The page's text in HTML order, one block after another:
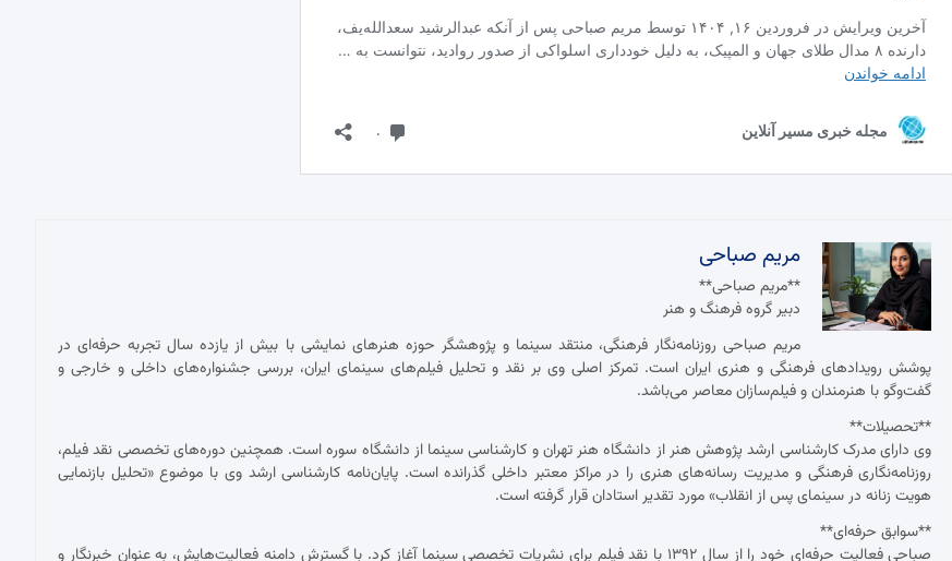
مریم صباحی
**مریم صباحی**
دبیر گروه فرهنگ و هنر
مریم صباحی روزنامه‌نگار فرهنگی، منتقد سینما و پژوهشگر حوزه هنرهای نمایشی با بیش از یازده سال تجربه حرفه‌ای در
پوشش رویدادهای فرهنگی و هنری ایران است. تمرکز اصلی وی بر نقد و تحلیل فیلم‌های سینمای ایران، بررسی جشنواره‌های داخلی و خارجی و
گفت‌وگو با هنرمندان و فیلم‌سازان معاصر می‌باشد.
**تحصیلات**
وی دارای مدرک کارشناسی ارشد پژوهش هنر از دانشگاه هنر تهران و کارشناسی سینما از دانشگاه سوره است. همچنین دوره‌های تخصصی نقد فیلم،
روزنامه‌نگاری فرهنگی و مدیریت رسانه‌های هنری را در مراکز معتبر داخلی گذرانده است. پایان‌نامه کارشناسی ارشد وی با موضوع «تحلیل بازنمایی
هویت زنانه در سینمای پس از انقلاب» مورد تقدیر استادان قرار گرفته است.
**سوابق حرفه‌ای**
صباحی فعالیت حرفه‌ای خود را از سال ۱۳۹۲ با نقد فیلم برای نشریات تخصصی سینما آغاز کرد. با گسترش دامنه فعالیت‌هایش، به عنوان خبرنگار و